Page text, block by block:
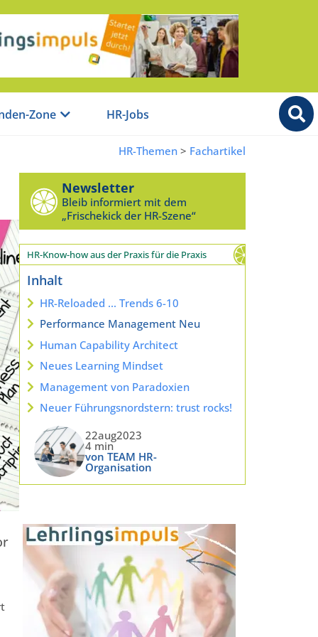
Zone HR-Jobs
HR-Themen > Fachartikel
Newsletter
Bleib informiert mit dem
„Frischekick der HR-Szene“
HR-Know-how aus der Praxis für die Praxis
Inhalt
HR-Reloaded ... Trends 6-10
Performance Management Neu
Human Capability Architect
Neues Learning Mindset
Management von Paradoxien
Neuer Führungsnordstern: trust rocks!
22aug2023
4 min
von TEAM HR-
Organisation